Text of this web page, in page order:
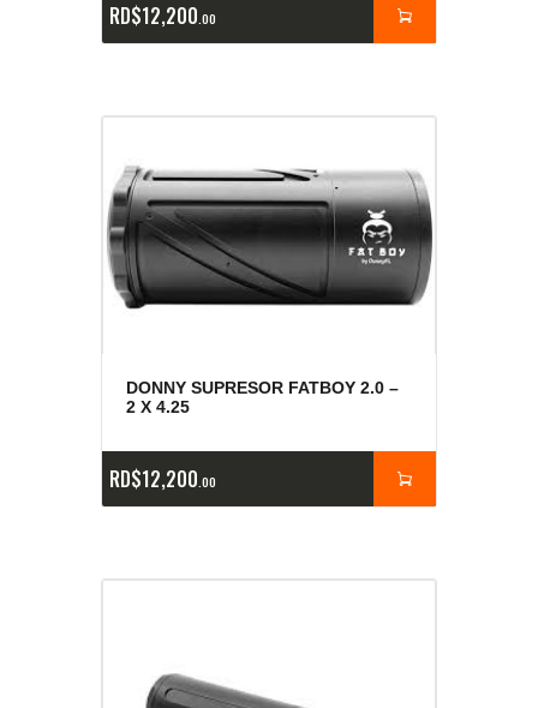
RD$12,200 00
DONNY SUPRESOR FATBOY 2.0 –
2 X 4.25
RD$12,200 00